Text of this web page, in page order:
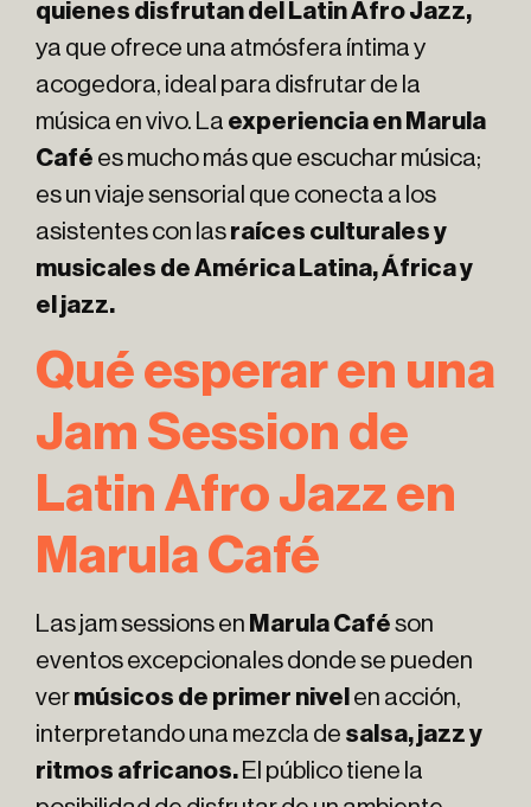
quienes disfrutan del Latin Afro Jazz,
ya que ofrece una atmósfera íntima y
acogedora, ideal para disfrutar de la
música en vivo. La experiencia en Marula
Café es mucho más que escuchar música;
es un viaje sensorial que conecta a los
asistentes con lasraíces culturales y
musicales de América Latina, África y
el jazz.
Qué esperar en una
Jam Session de
Latin Afro Jazz en
Marula Café
Las jam sessions en Marula Caféson
eventos excepcionales donde se pueden
vermúsicos de primer nivel en acción,
interpretando una mezcla de salsa, jazz y
ritmos africanos. El público tiene la